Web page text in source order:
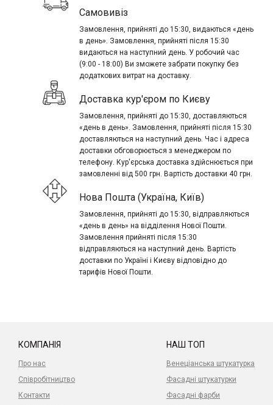
Самовивіз
Замовлення, прийняті до 15:30, видаються «день
в день». Замовлення, прийняті після 15:30
видаються на наступний день. У робочий час
(9:00 - 18:00) Ви зможете забрати покупку без
додаткових витрат на доставку.
Доставка кур'єром по Києву
Замовлення, прийняті до 15:30, доставляються
«день в день». Замовлення, прийняті після 15:30
доставляються на наступний день. Час і адреса
доставки обговорюється з менеджером по
телефону. Кур'єрська доставка здійснюється при
замовленні від 500 грн. Вартість доставки 40 грн.
Нова Пошта (Україна, Київ)
Замовлення, прийняті до 15:30, відправляються
«день в день» на відділення Нової Пошти.
Замовлення прийняті після 15:30
відправляються на наступний день. Вартість
доставки по Україні і Києву відповідно до
тарифів Нової Пошти.
КОМПАНІЯ
Про нас
Співробітництво
Контакти
НАШ ТОП
Венеціанська штукатурка
Фасадні штукатурки
Фасадні фарби